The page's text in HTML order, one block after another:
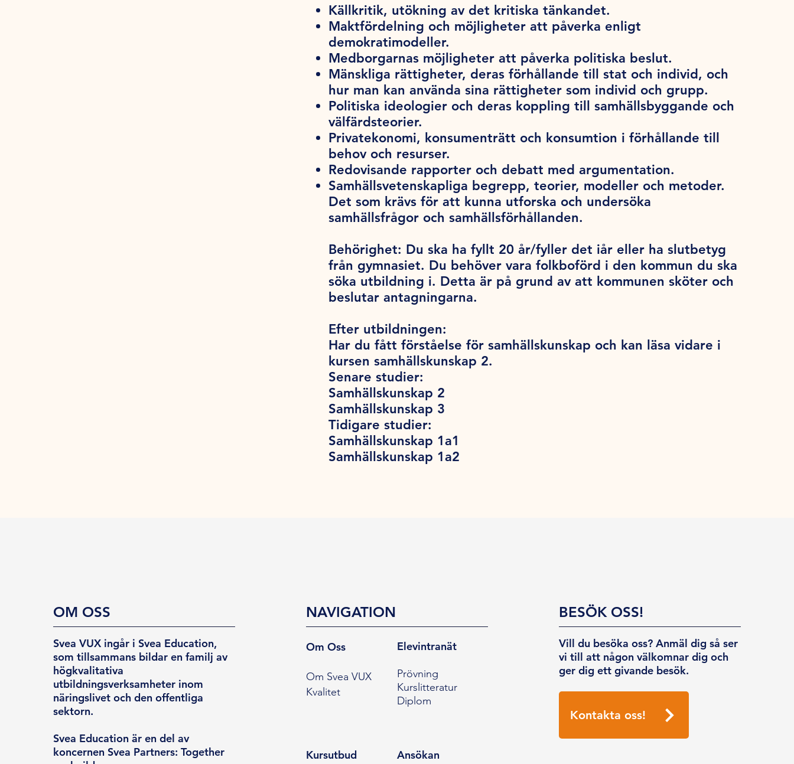
Källkritik, utökning av det kritiska tänkandet.
Maktfördelning och möjligheter att påverka enligt
demokratimodeller.
Medborgarnas möjligheter att påverka politiska beslut.
Mänskliga rättigheter, deras förhållande till stat och individ, och
hur man kan använda sina rättigheter som individ och grupp.
Politiska ideologier och deras koppling till samhällsbyggande och
välfärdsteorier.
Privatekonomi, konsumenträtt och konsumtion i förhållande till
behov och resurser.
Redovisande rapporter och debatt med argumentation.
Samhällsvetenskapliga begrepp, teorier, modeller och metoder.
Det som krävs för att kunna utforska och undersöka
samhällsfrågor och samhällsförhållanden.
Behörighet: Du ska ha fyllt 20 år/fyller det iår eller ha slutbetyg
från gymnasiet. Du behöver vara folkboförd i den kommun du ska
söka utbildning i. Detta är på grund av att kommunen sköter och
beslutar antagningarna.
Efter utbildningen:
Har du fått förståelse för samhällskunskap och kan läsa vidare i
kursen samhällskunskap 2.
Senare studier:
Samhällskunskap 2
Samhällskunskap 3
Tidigare studier:
Samhällskunskap 1a1
Samhällskunskap 1a2
OM OSS
Svea VUX ingår i Svea Education,
som tillsammans bildar en familj av
högkvalitativa
utbildningsverksamheter inom
näringslivet och den offentliga
sektorn.
Svea Education är en del av
koncernen Svea Partners: Together
NAVIGATION
Om Oss
Om Svea VUX
Kvalitet
Elevintranät
Prövning
Kurslitteratur
Diplom
Kursutbud Ansökan
BESÖK OSS!
Vill du besöka oss? Anmäl dig så ser
vi till att någon välkomnar dig och
ger dig ett givande besök.
Kontakta oss!